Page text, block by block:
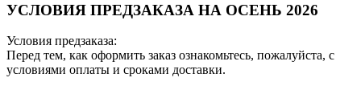
УСЛОВИЯ ПРЕДЗАКАЗА НА ОСЕНЬ 2026
Условия предзаказа:
Перед тем, как оформить заказ ознакомьтесь, пожалуйста, с
условиями оплаты и сроками доставки.